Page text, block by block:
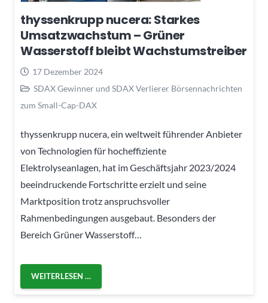
thyssenkrupp nucera: Starkes
Umsatzwachstum – Grüner
Wasserstoff bleibt Wachstumstreiber
17 Dezember 2024
SDAX Gewinner und SDAX Verlierer Börsennachrichten
zum Small-Cap-DAX
thyssenkrupp nucera, ein weltweit führender Anbieter
von Technologien für hocheffiziente
Elektrolyseanlagen, hat im Geschäftsjahr 2023/2024
beeindruckende Fortschritte erzielt und seine
Marktposition trotz anspruchsvoller
Rahmenbedingungen ausgebaut. Besonders der
Bereich Grüner Wasserstoff…
WEITERLESEN …